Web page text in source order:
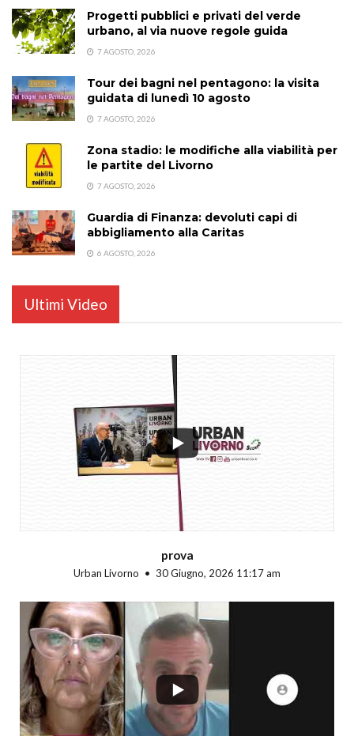
Progetti pubblici e privati del verde
urbano, al via nuove regole guida
7 AGOSTO, 2026
Tour dei bagni nel pentagono: la visita
guidata di lunedì 10 agosto
7 AGOSTO, 2026
Zona stadio: le modifiche alla viabilità per
le partite del Livorno
7 AGOSTO, 2026
Guardia di Finanza: devoluti capi di
abbigliamento alla Caritas
6 AGOSTO, 2026
Ultimi Video
prova
Urban Livorno 30 Giugno, 2026 11:17 am